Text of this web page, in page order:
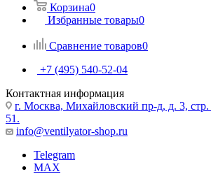
Корзина0
Избранные товары0
Сравнение товаров0
+7 (495) 540-52-04
Контактная информация
г. Москва, Михайловский пр-д, д. 3,
51.
info@ventilyator-shop.ru
Telegram
MAX